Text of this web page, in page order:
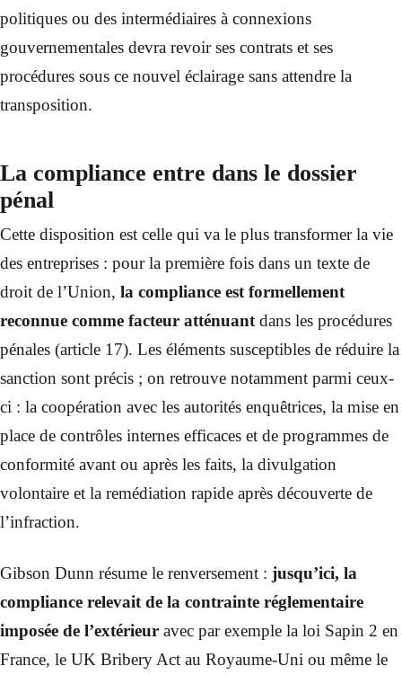
politiques ou des intermédiaires à connexions
gouvernementales devra revoir ses contrats et ses
procédures sous ce nouvel éclairage sans attendre la
transposition.
La compliance entre dans le dossier
pénal
Cette disposition est celle qui va le plus transformer la vie
des entreprises : pour la première fois dans un texte de
droit de l’Union, la compliance est formellement
reconnue comme facteur atténuant dans les procédures
pénales (article 17). Les éléments susceptibles de réduire la
sanction sont précis ; on retrouve notamment parmi ceux-
ci : la coopération avec les autorités enquêtrices, la mise en
place de contrôles internes efficaces et de programmes de
conformité avant ou après les faits, la divulgation
volontaire et la remédiation rapide après découverte de
l’infraction.
Gibson Dunn résume le renversement : jusqu’ici, la
compliance relevait de la contrainte réglementaire
imposée de l’extérieur avec par exemple la loi Sapin 2 en
France, le UK Bribery Act au Royaume-Uni ou même le